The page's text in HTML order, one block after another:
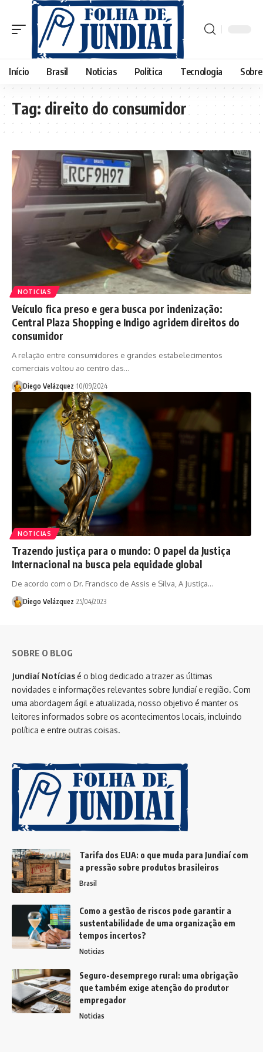
Início Brasil Noticias Politica Tecnologia
Tag: direito do consumidor
NOTICIAS
Veículo fica preso e gera busca por indenização:
Central Plaza Shopping e Indigo agridem direitos do
consumidor
A relação entre consumidores e grandes estabelecimentos
comerciais voltou ao centro das…
Diego Velázquez 10/09/2024
NOTICIAS
Trazendo justiça para o mundo: O papel da Justiça
Internacional na busca pela equidade global
De acordo com o Dr. Francisco de Assis e Silva, A Justiça…
Diego Velázquez 25/04/2023
SOBRE O BLOG
Jundiaí Notícias é o blog dedicado a trazer as últimas
novidades e informações relevantes sobre Jundiaí e região. Com
uma abordagem ágil e atualizada, nosso objetivo é manter os
leitores informados sobre os acontecimentos locais, incluindo
política e entre outras coisas.
Tarifa dos EUA: o que muda para Jundiaí com
a pressão sobre produtos brasileiros
Brasil
Como a gestão de riscos pode garantir a
sustentabilidade de uma organização em
tempos incertos?
Noticias
Seguro-desemprego rural: uma obrigação
que também exige atenção do produtor
empregador
Noticias